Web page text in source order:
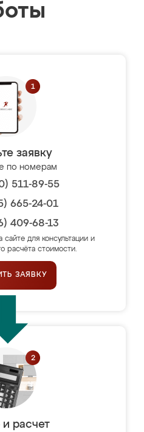
заявку
по номерам
511-89-55
665-24-01
409-68-13
сайте для консультации и
расчёта стоимости.
ЗАЯВКУ
расчет